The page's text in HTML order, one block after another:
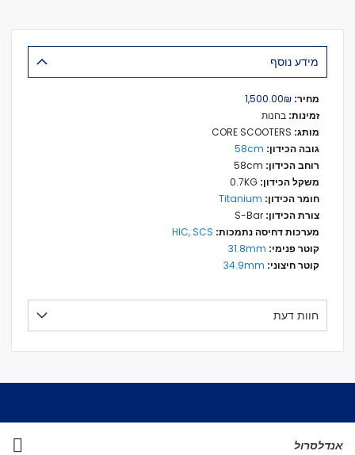
מידע נוסף
מידע
נוסף
₪‏1,500.00
בחנות
58cm
Titanium
HIC, SCS
31.8mm
34.9mm
חוות דעת
אנדלסרול